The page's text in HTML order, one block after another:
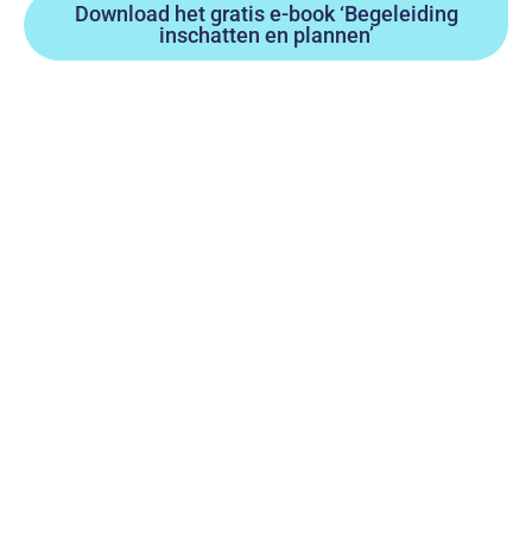
Download het gratis e-book ‘Begeleiding
inschatten en plannen’